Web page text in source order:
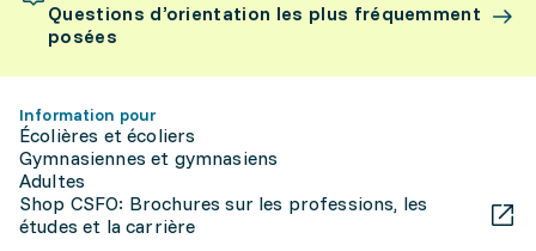
Questions d’orientation les plus fréquemment
posées
Information pour
Écolières et écoliers
Gymnasiennes et gymnasiens
Adultes
Shop CSFO: Brochures sur les professions, les
études et la carrière